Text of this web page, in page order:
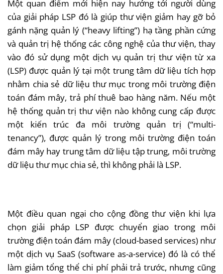
Một quan điểm mới hiện nay hướng tới người dùng
của giải pháp LSP đó là giúp thư viện giảm hay gỡ bỏ
gánh nặng quản lý (“heavy lifting”) hạ tầng phần cứng
và quản trị hệ thống các công nghệ của thư viện, thay
vào đó sử dụng một dịch vụ quản trị thư viện từ xa
(LSP) được quản lý tại một trung tâm dữ liệu tích hợp
nhằm chia sẻ dữ liệu thư mục trong môi trường điện
toán đám mây, trả phí thuê bao hàng năm. Nếu một
hệ thống quản trị thư viện nào không cung cấp được
một kiến trúc đa môi trường quản trị (“multi-
tenancy”), được quản lý trong môi trường điện toán
đám mây hay trung tâm dữ liệu tập trung, môi trường
dữ liệu thư mục chia sẻ, thì không phải là LSP.
Một điều quan ngại cho cộng đồng thư viện khi lựa
chọn giải pháp LSP được chuyển giao trong môi
trường điện toán đám mây (cloud-based services) như
một dịch vụ SaaS (software as-a-service) đó là có thể
làm giảm tổng thể chi phí phải trả trước, nhưng cũng